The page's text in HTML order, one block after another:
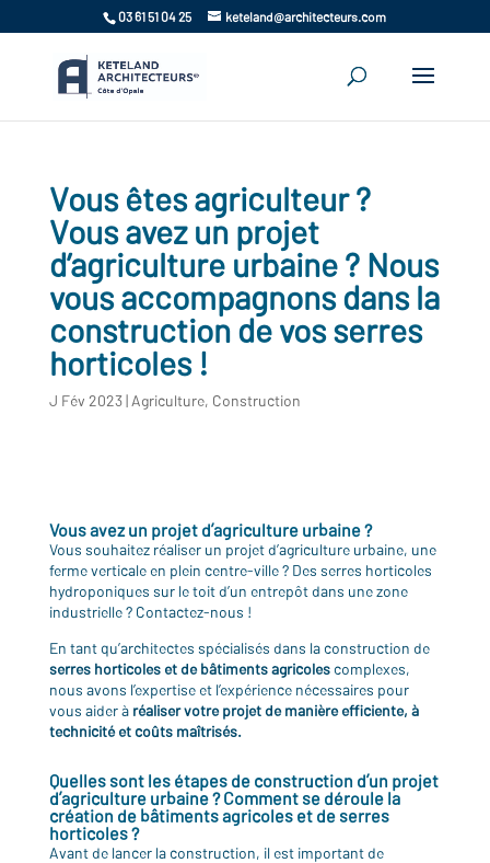
03 61 51 04 25 keteland@architecteurs.com
Vous êtes agriculteur ?
Vous avez un projet
d’agriculture urbaine ? Nous
vous accompagnons dans la
construction de vos serres
horticoles !
J Fév 2023| Agriculture, Construction
Vous avez un projet d’agriculture urbaine ?
Vous souhaitez réaliser un projet d’agriculture urbaine, une
ferme verticale en plein centre-ville ? Des serres horticoles
hydroponiques sur le toit d’un entrepôt dans une zone
industrielle ? Contactez-nous !
En tant qu’architectes spécialisés dans la construction de
serres horticoles et de bâtiments agricoles complexes,
nous avons l’expertise et l’expérience nécessaires pour
vous aider à réaliser votre projet de manière efficiente, à
technicité et coûts maîtrisés.
Quelles sont les étapes de construction d’un projet
d’agriculture urbaine ? Comment se déroule la
création de bâtiments agricoles et de serres
horticoles ?
Avant de lancer la construction, il est important de